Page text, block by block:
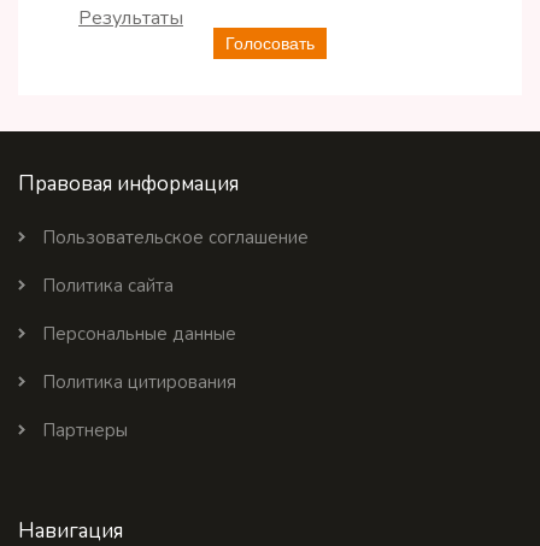
Голосовать
Результаты
Правовая информация
Пользовательское соглашение
Политика сайта
Персональные данные
Политика цитирования
Партнеры
Навигация